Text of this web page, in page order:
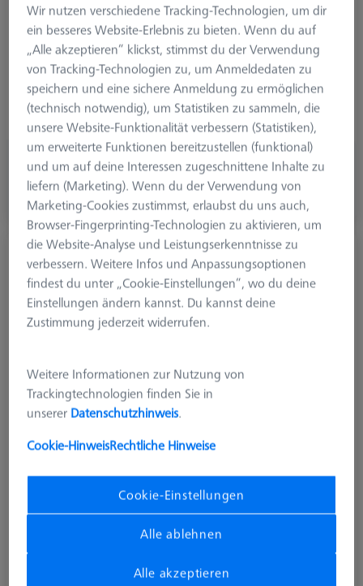
Tastelement
Kugelsegment
Schaftmaterial
Hartmetall
System
M5
Messlänge (ML)
24,0 mm
Ø Schaft (DS)
1,5 mm
Tasterform
Gerade
645,00 €
zzgl. USt.
Längere Lieferzeit
Diamond!Scan© precisionTaster gerade M5,
DK3 L33,5
626115-0039-034
Wir nutzen verschiedene Tracking-Technologien, um dir
ein besseres Website-Erlebnis zu bieten. Wenn du auf
„Alle akzeptieren“ klickst, stimmst du der Verwendung
von Tracking-Technologien zu, um Anmeldedaten zu
speichern und eine sichere Anmeldung zu ermöglichen
(technisch notwendig), um Statistiken zu sammeln, die
unsere Website-Funktionalität verbessern (Statistiken),
um erweiterte Funktionen bereitzustellen (funktional)
und um auf deine Interessen zugeschnittene Inhalte zu
liefern (Marketing). Wenn du der Verwendung von
Marketing-Cookies zustimmst, erlaubst du uns auch,
Browser-Fingerprinting-Technologien zu aktivieren, um
die Website-Analyse und Leistungserkenntnisse zu
verbessern. Weitere Infos und Anpassungsoptionen
findest du unter „Cookie-Einstellungen“, wo du deine
Einstellungen ändern kannst. Du kannst deine
Zustimmung jederzeit widerrufen.
Weitere Informationen zur Nutzung von
Trackingtechnologien finden Sie in
unserer Datenschutzhinweis.
Cookie-HinweisRechtliche Hinweise
Cookie-Einstellungen
Alle ablehnen
Alle akzeptieren